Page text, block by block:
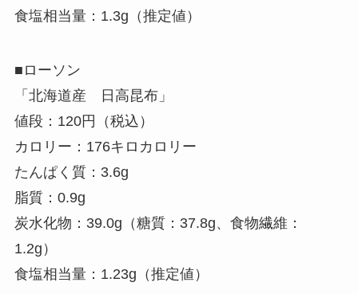
食塩相当量：1.3g（推定値）
■ローソン
「北海道産 日高昆布」
値段：120円（税込）
カロリー：176キロカロリー
たんぱく質：3.6g
脂質：0.9g
炭水化物：39.0g（糖質：37.8g、食物繊維：
1.2g）
食塩相当量：1.23g（推定値）